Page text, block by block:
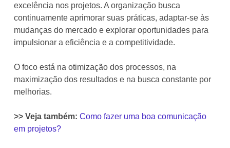
excelência nos projetos. A organização busca
continuamente aprimorar suas práticas, adaptar-se às
mudanças do mercado e explorar oportunidades para
impulsionar a eficiência e a competitividade.
O foco está na otimização dos processos, na
maximização dos resultados e na busca constante por
melhorias.
>> Veja também: Como fazer uma boa comunicação
em projetos?